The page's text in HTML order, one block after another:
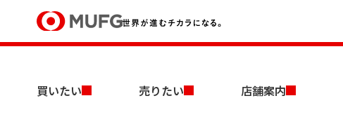
買いたい 売りたい 店舗案内
売りたい